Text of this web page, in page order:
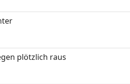
plötzlich raus